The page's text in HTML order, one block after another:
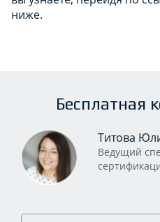
ниже.
Бесплатная
Титова
Ведущий